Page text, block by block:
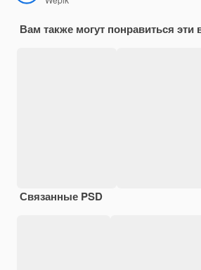
Вам также могут понравиться эти
Связанные PSD